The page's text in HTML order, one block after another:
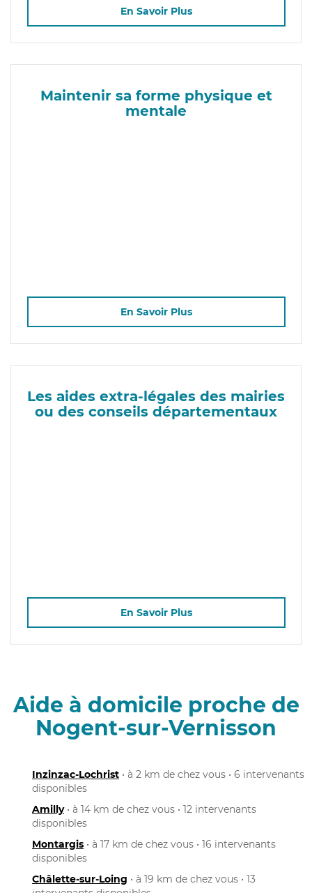
En Savoir Plus
Maintenir sa forme physique et
mentale
En Savoir Plus
Les aides extra-légales des mairies
ou des conseils départementaux
En Savoir Plus
Aide à domicile proche de
Nogent-sur-Vernisson
Inzinzac-Lochrist • à 2 km de chez vous • 6 intervenants
disponibles
Amilly• à 14 km de chez vous • 12 intervenants
disponibles
Montargis • à 17 km de chez vous • 16 intervenants
disponibles
Châlette-sur-Loing • à 19 km de chez vous • 13